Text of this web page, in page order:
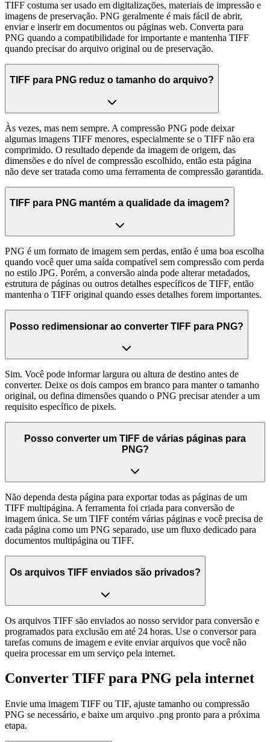
TIFF costuma ser usado em digitalizações, materiais de impressão e
imagens de preservação. PNG geralmente é mais fácil de abrir,
enviar e inserir em documentos ou páginas web. Converta para
PNG quando a compatibilidade for importante e mantenha TIFF
quando precisar do arquivo original ou de preservação.
TIFF para PNG reduz o tamanho do arquivo?
Às vezes, mas nem sempre. A compressão PNG pode deixar
algumas imagens TIFF menores, especialmente se o TIFF não era
comprimido. O resultado depende da imagem de origem, das
dimensões e do nível de compressão escolhido, então esta página
não deve ser tratada como uma ferramenta de compressão garantida.
TIFF para PNG mantém a qualidade da imagem?
PNG é um formato de imagem sem perdas, então é uma boa escolha
quando você quer uma saída compatível sem compressão com perda
no estilo JPG. Porém, a conversão ainda pode alterar metadados,
estrutura de páginas ou outros detalhes específicos de TIFF, então
mantenha o TIFF original quando esses detalhes forem importantes.
Posso redimensionar ao converter TIFF para PNG?
Sim. Você pode informar largura ou altura de destino antes de
converter. Deixe os dois campos em branco para manter o tamanho
original, ou defina dimensões quando o PNG precisar atender a um
requisito específico de pixels.
Posso converter um TIFF de várias páginas para
PNG?
Não dependa desta página para exportar todas as páginas de um
TIFF multipágina. A ferramenta foi criada para conversão de
imagem única. Se um TIFF contém várias páginas e você precisa de
cada página como um PNG separado, use um fluxo dedicado para
documentos multipágina ou TIFF.
Os arquivos TIFF enviados são privados?
Os arquivos TIFF são enviados ao nosso servidor para conversão e
programados para exclusão em até 24 horas. Use o conversor para
tarefas comuns de imagem e evite enviar arquivos que você não
queira processar em um serviço pela internet.
Converter TIFF para PNG pela internet
Envie uma imagem TIFF ou TIF, ajuste tamanho ou compressão
PNG se necessário, e baixe um arquivo .png pronto para a próxima
etapa.